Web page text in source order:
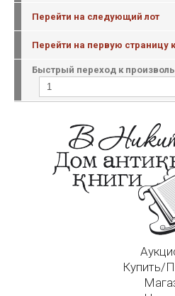
Перейти на следующий лот
Перейти на первую страницу
Быстрый переход к
Купить/